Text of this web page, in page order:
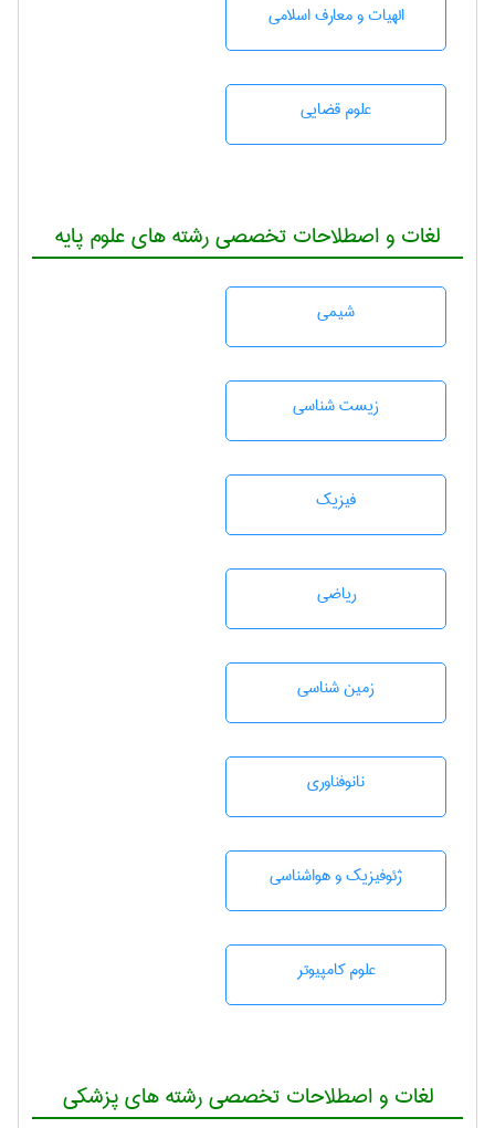
الهیات و معارف اسلامی
علوم قضایی
لغات و اصطلاحات تخصصی رشته های علوم پایه
شيمی
زيست شناسی
فیزیک
رياضی
زمين شناسی
نانوفناوری
ژئوفيزيك و هواشناسی
علوم کامپیوتر
لغات و اصطلاحات تخصصی رشته های پزشکی